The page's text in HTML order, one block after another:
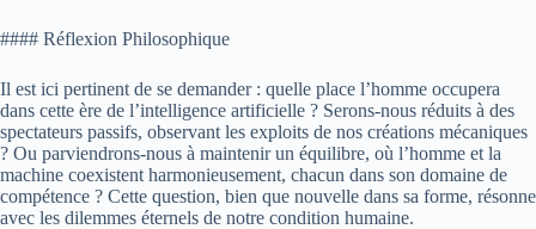
#### Réflexion Philosophique
Il est ici pertinent de se demander : quelle place l’homme occupera
dans cette ère de l’intelligence artificielle ? Serons-nous réduits à des
spectateurs passifs, observant les exploits de nos créations mécaniques
? Ou parviendrons-nous à maintenir un équilibre, où l’homme et la
machine coexistent harmonieusement, chacun dans son domaine de
compétence ? Cette question, bien que nouvelle dans sa forme, résonne
avec les dilemmes éternels de notre condition humaine.